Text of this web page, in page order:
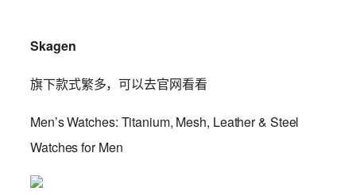
Skagen
旗下款式繁多，可以去官网看看
Men’s Watches: Titanium, Mesh, Leather & Steel
Watches for Men